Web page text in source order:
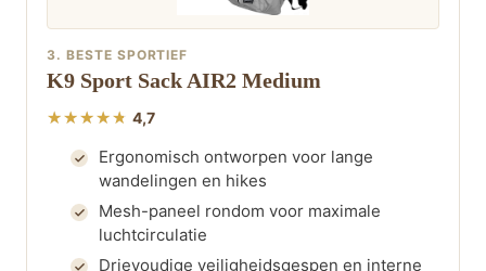
3. BESTE SPORTIEF
K9 Sport Sack AIR2 Medium
4,7
Ergonomisch ontworpen voor lange
wandelingen en hikes
Mesh-paneel rondom voor maximale
luchtcirculatie
Drievoudige veiligheidsgespen en interne